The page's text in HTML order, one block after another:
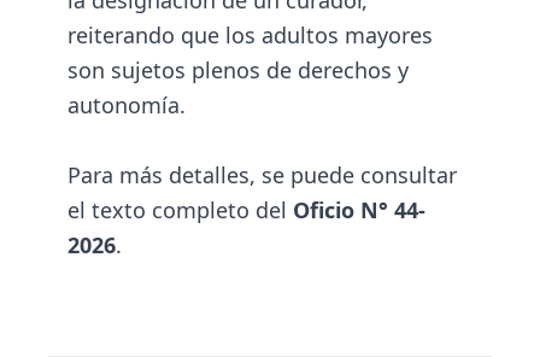
reiterando que los adultos mayores
son sujetos plenos de derechos y
autonomía.
Para más detalles, se puede consultar
el texto completo del Oficio N° 44-
2026.